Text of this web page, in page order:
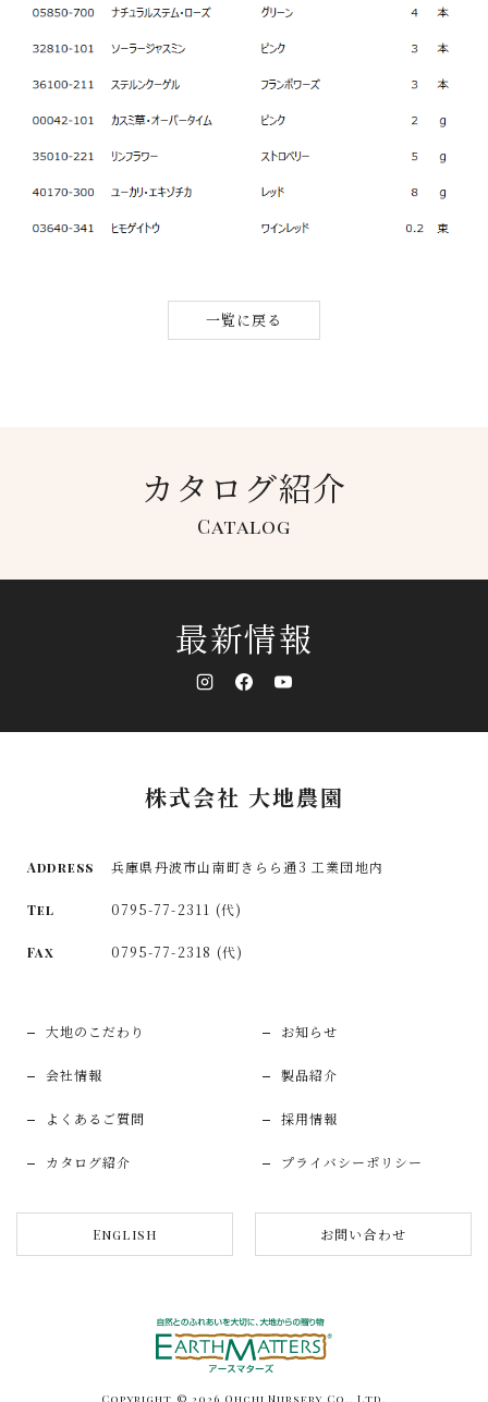
一覧に戻る
カタログ紹介
Catalog
最新情報
株式会社 大地農園
Address 兵庫県丹波市山南町きらら通3 工業団地内
Tel 0795-77-2311 (代)
Fax 0795-77-2318 (代)
大地のこだわり お知らせ
会社情報 製品紹介
よくあるご質問 採用情報
カタログ紹介 プライバシーポリシー
English お問い合わせ
Copyright © 2026 Ohchi Nursery Co., Ltd.